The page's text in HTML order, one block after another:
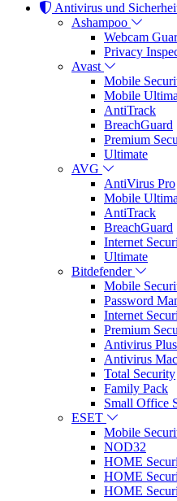
Antivirus und
Ashampoo
Webcam
Privacy
Avast
Mobile
Mobile
AntiTrack
BreachGuard
Premium
Ultimate
AVG
AntiVirus Pro
Mobile
AntiTrack
BreachGuard
Internet
Ultimate
Bitdefender
Mobile
Password
Internet
Premium
Antivirus Plus
Antivirus Mac
Total Security
Family Pack
Small Office
ESET
Mobile
NOD32
HOME
HOME
HOME